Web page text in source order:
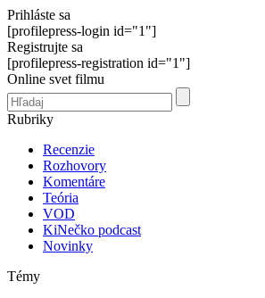
Prihláste sa
[profilepress-login id="1"]
Registrujte sa
[profilepress-registration id="1"]
Online svet filmu
Rubriky
Recenzie
Rozhovory
Komentáre
Teória
VOD
KiNečko podcast
Novinky
Témy